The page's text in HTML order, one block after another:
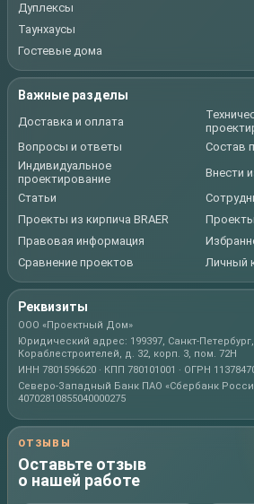
Дуплексы
Таунхаусы
Гостевые дома
Важные разделы
Доставка и оплата
Вопросы и ответы
Состав
Индивидуальное
проектирование
Внести
Статьи
Проекты из кирпича BRAER
Правовая информация
Сравнение проектов
Личный
Реквизиты
ООО «Проектный Дом»
Юридический адрес: 199397, Санкт-
Кораблестроителей, д. 32, корп. 3, пом. 72Н
ИНН 7801596620 · КПП 780101001 · ОГРН
Северо-Западный Банк ПАО «Сбербанк
40702810855040000275
ОТЗЫВЫ
Оставьте отзыв
о нашей работе